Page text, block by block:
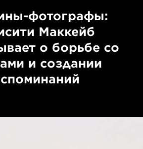
фотографы:
Маккейб
о борьбе со
и создании